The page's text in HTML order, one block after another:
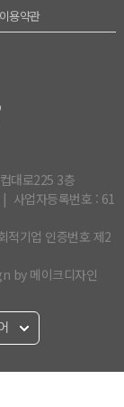
이용약관
대로225 3층
업자등록번호 : 61
기업 인증번호 제2
by 메이크디자인